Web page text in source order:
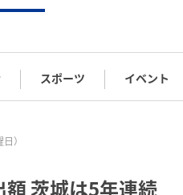
スポーツ イベント
）
茨城は5年連続